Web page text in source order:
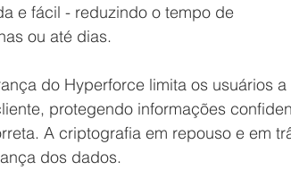
e fácil - reduzindo o tempo de
ou até dias.
do Hyperforce limita os usuários a
protegendo informações
A criptografia em repouso e em
dos dados.